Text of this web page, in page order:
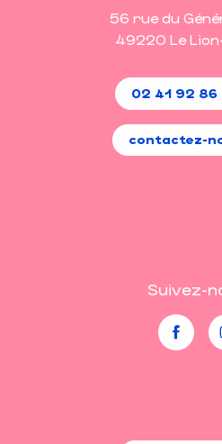
56 rue du
49220 Le
02 41 92 86
contactez-
Suivez-